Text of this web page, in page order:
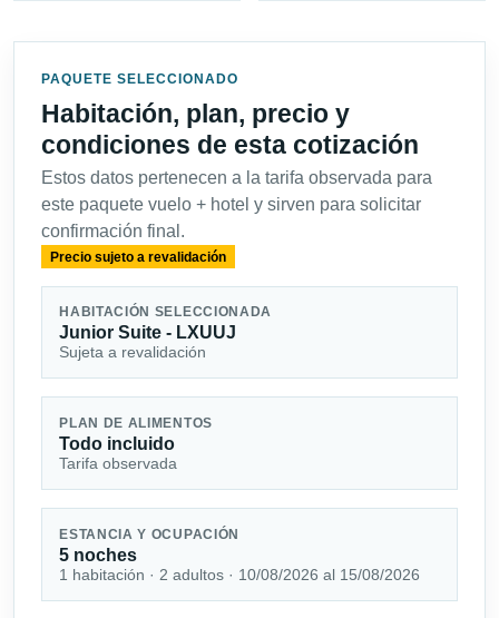
PAQUETE SELECCIONADO
Habitación, plan, precio y
condiciones de esta cotización
Estos datos pertenecen a la tarifa observada para
este paquete vuelo + hotel y sirven para solicitar
confirmación final.
Precio sujeto a revalidación
HABITACIÓN SELECCIONADA
Junior Suite - LXUUJ
Sujeta a revalidación
PLAN DE ALIMENTOS
Todo incluido
Tarifa observada
ESTANCIA Y OCUPACIÓN
5 noches
1 habitación · 2 adultos · 10/08/2026 al 15/08/2026